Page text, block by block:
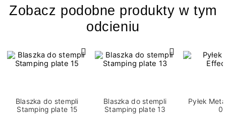
Zobacz podobne produkty w tym
odcieniu
Blaszka do stempli
Stamping plate 15
Blaszka do stempli
Stamping plate 13
Pyłek